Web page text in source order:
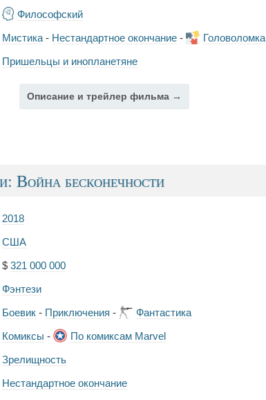
Философский
Мистика - Нестандартное окончание -
Головоломка
Пришельцы и инопланетяне
Описание и трейлер фильма →
Война бесконечности
2018
США
$ 321 000 000
Фэнтези
Боевик - Приключения -
Фантастика
Комиксы -
По комиксам Marvel
Зрелищность
Нестандартное окончание